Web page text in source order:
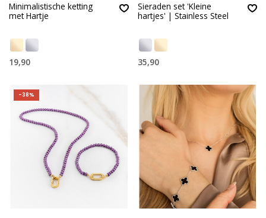
Minimalistische ketting
met Hartje
19,90
Sieraden set 'Kleine
hartjes' | Stainless Steel
35,90
-38%